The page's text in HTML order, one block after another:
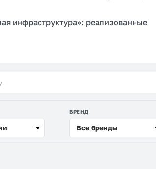
инфраструктура»: реализованные
БРЕНД
Все бренды